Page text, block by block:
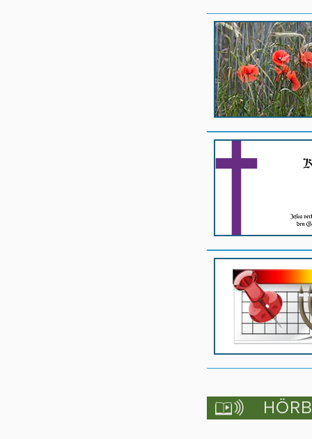
